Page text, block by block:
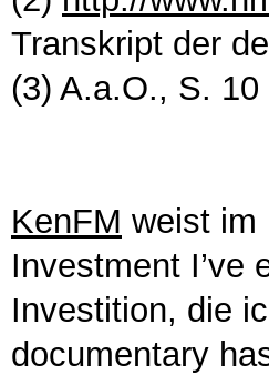
Transkript der
(3) A.a.O., S. 10
KenFM weist im
Investment I’ve
Investition, die
documentary